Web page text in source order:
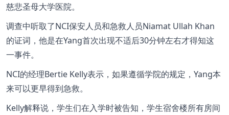
慈悲圣母大学医院。
调查中听取了NCI保安人员和急救人员Niamat Ullah Khan
的证词，他是在Yang首次出现不适后30分钟左右才得知这
一事件。
NCI的经理Bertie Kelly表示，如果遵循学院的规定，Yang本
来可以更早得到急救。
Kelly解释说，学生们在入学时被告知，学生宿舍楼所有房间